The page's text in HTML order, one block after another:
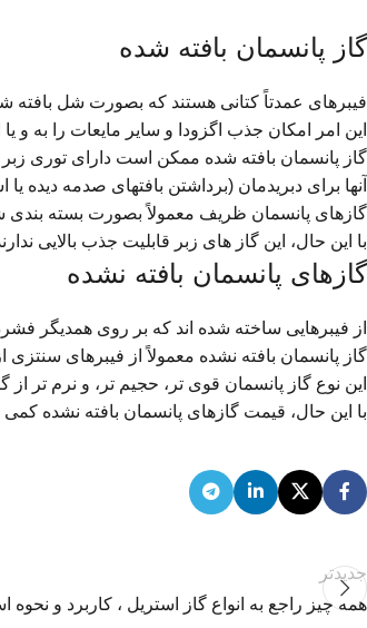
گاز پانسمان بافته شده
فیبرهای عمدتاً کتانی هستند که بصورت شل بافته
این امر امکان جذب اگزودا و سایر مایعات را به و
گاز پانسمان بافته شده ممکن است دارای توری زبر
آنها برای دبریدمان (برداشتن بافت­های صدمه دیده
گازهای پانسمان ظریف معمولاً بصورت بسته بندی
با این حال، این گاز های زبر قابلیت جذب بالایی
گازهای پانسمان بافته نشده
از فیبرهایی ساخته شده ­اند که بر روی همدیگر
گاز پانسمان بافته نشده معمولاً از فیبرهای سنتزی
این نوع گاز پانسمان قوی ­تر، حجیم ­تر، و نرم ­تر
با این حال، قیمت گازهای پانسمان بافته نشده
جدیدتر
همه چیز راجع به انواع گاز استریل ، کاربرد و نحوه